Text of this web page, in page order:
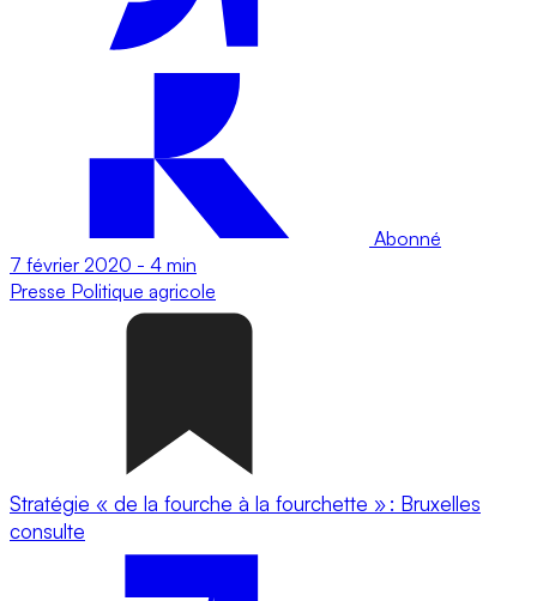
Abonné
7 février 2020 - 4 min
Presse Politique agricole
Stratégie « de la fourche à la fourchette » : Bruxelles
consulte